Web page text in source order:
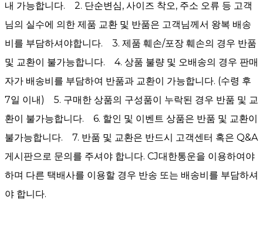
내 가능합니다. 2. 단순변심, 사이즈 착오, 주소 오류 등 고객
님의 실수에 의한 제품 교환 및 반품은 고객님께서 왕복 배송
비를 부담하셔야합니다. 3. 제품 훼손/포장 훼손의 경우 반품
및 교환이 불가능합니다. 4. 상품 불량 및 오배송의 경우 판매
자가 배송비를 부담하여 반품과 교환이 가능합니다. (수령 후
7일 이내) 5. 구매한 상품의 구성품이 누락된 경우 반품 및 교
환이 불가능합니다. 6. 할인 및 이벤트 상품은 반품 및 교환이
불가능합니다. 7. 반품 및 교환은 반드시 고객센터 혹은 Q&A
게시판으로 문의를 주셔야 합니다. CJ대한통운을 이용하여야
하며 다른 택배사를 이용할 경우 반송 또는 배송비를 부담하셔
야 합니다.